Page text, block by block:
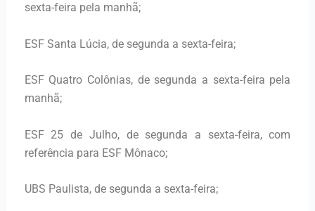
sexta-feira pela manhã;
ESF Santa Lúcia, de segunda a sexta-feira;
ESF Quatro Colônias, de segunda a sexta-feira pela
manhã;
ESF 25 de Julho, de segunda a sexta-feira, com
referência para ESF Mônaco;
UBS Paulista, de segunda a sexta-feira;